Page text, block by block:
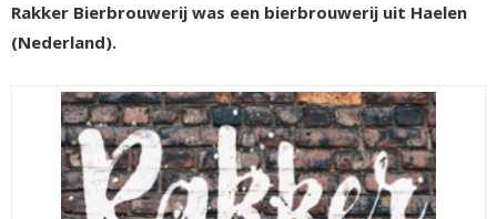
Rakker Bierbrouwerij was een bierbrouwerij uit Haelen
(Nederland).